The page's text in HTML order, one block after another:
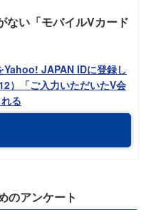
ない「モバイルVカード
Yahoo! JAPAN IDに登録し
）「ご入力いただいたV会
る
のアンケート